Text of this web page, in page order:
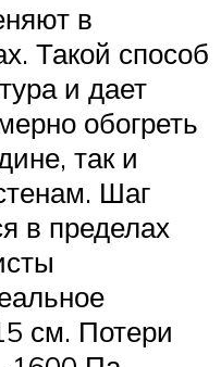
в
Такой способ
и дает
обогреть
так и
Шаг
в пределах
см. Потери